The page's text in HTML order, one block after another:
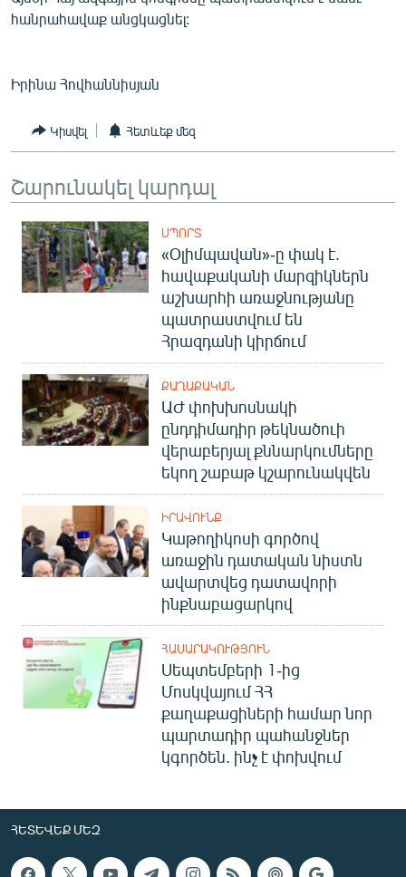
English
«Ազատության» բոլոր կայքերը
հանրահավաք անցկացնել:
Իրինա Հովհաննիսյան
Կիսվել Հետևեք մեզ
Շարունակել կարդալ
ՍՊՈՐՏ
«Օլիմպավան»-ը փակ է.
հավաքականի մարզիկներն
աշխարհի առաջնությանը
պատրաստվում են
Հրազդանի կիրճում
ՔԱՂԱՔԱԿԱՆ
ԱԺ փոխխոսնակի
ընդդիմադիր թեկնածուի
վերաբերյալ քննարկումները
եկող շաբաթ կշարունակվեն
ԻՐԱՎՈՒՆՔ
Կաթողիկոսի գործով
առաջին դատական նիստն
ավարտվեց դատավորի
ինքնաբացարկով
ՀԱՍԱՐԱԿՈՒԹՅՈՒՆ
Սեպտեմբերի 1-ից
Մոսկվայում ՀՀ
քաղաքացիների համար նոր
պարտադիր պահանջներ
կգործեն. ինչ է փոխվում
ՀԵՏԵՎԵՔ ՄԵԶ